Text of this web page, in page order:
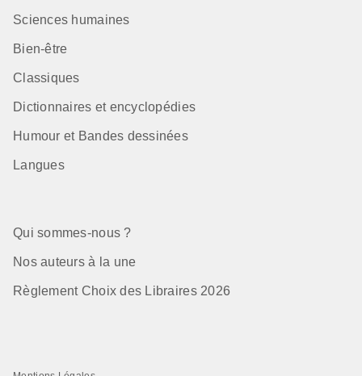
Sciences humaines
Bien-être
Classiques
Dictionnaires et encyclopédies
Humour et Bandes dessinées
Langues
Qui sommes-nous ?
Nos auteurs à la une
Règlement Choix des Libraires 2026